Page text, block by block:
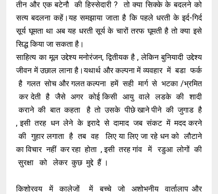
तीन और एक बटेनौ की हिस्सेदारी ? तो क्या सिक्के के बदलने को
सत्य बदलना कहें।यह समझाया जाता है कि पहले धरती के इर्द-गिर्द
सूर्य घूमता था अब यह धरती सूर्य के चारों तरफ घूमती है तो क्या इसे
सिद्ध किया जा सकता है।
साहित्य का मूल उद्देश्य मनोरंजन, द्वितीयक है , लेकिन बुनियादी उद्देश्य
जीवन में उछाल लाना है।यथार्थ और कल्पना में व्यवहार में बडा फर्क
है गलत सोच और गलत कल्पना हमें सही मार्ग से भटका /भ्रमित
कर देती है जैसे अगर कोई किसी आयु वाले लडके की शादी
कराने की बात कहता है तो उसके पीछे खाने पीने की जुगाड है
, इसी तरह धन लेने के इरादे से दामाद जब संकट में मदद करने
की गुहार लगाता है तब वह लिए या लिए जा रहे धन को लौटाने
का विचार नहीं कर रहा होता , इसी तरह गांव में रडुआ लोगों की
सुरक्षा को लेकर कुछ मुद्दे हैं ।
किशोरवय में कालेजों में बच्चे जो अशोभनीय वार्तालाप और